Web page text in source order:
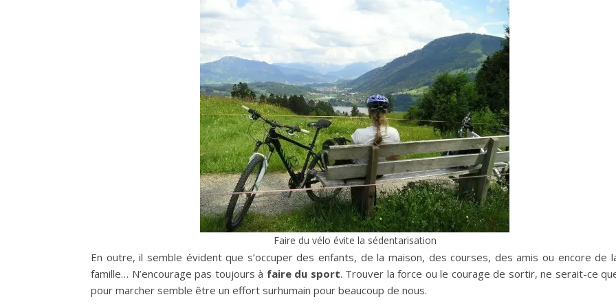
Faire du vélo évite la sédentarisation
En outre, il semble évident que s’occuper des enfants, de la maison, des courses, des amis ou encore de
famille… N’encourage pas toujours à faire du sport. Trouver la force ou le courage de sortir, ne serait-ce
pour marcher semble être un effort surhumain pour beaucoup de nous.